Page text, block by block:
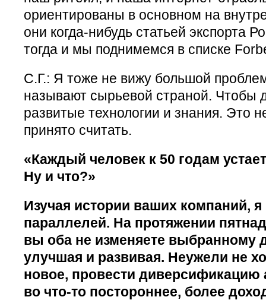
ориентированы в основном на
они когда-нибудь статьей экспорта
тогда и мы поднимемся в списке
С.Г.: Я тоже не вижу большой
называют сырьевой страной. Чтобы
развитые технологии и знания. Это
принято считать.
«Каждый человек к 50 годам
Ну и что?»
Изучая истории ваших компаний,
параллелей. На протяжении
вы оба не изменяете выбранному
улучшая и развивая. Неужели не
новое, провести диверсификацию
во что-то постороннее, более